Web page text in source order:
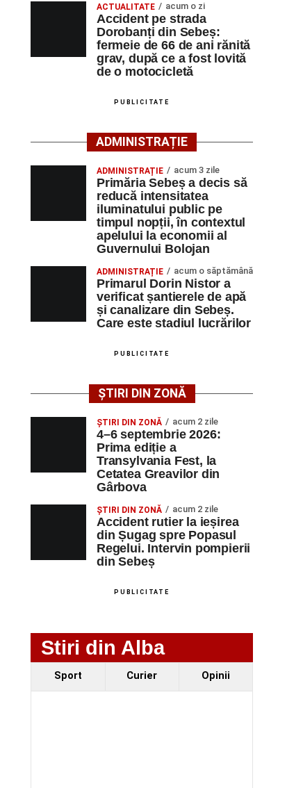
ACTUALITATE acum o zi
Accident pe strada
Dorobanți din Sebeș:
fermeie de 66 de ani rănită
grav, după ce a fost lovită
de o motocicletă
PUBLICITATE
ADMINISTRAȚIE
ADMINISTRAȚIE acum 3 zile
Primăria Sebeș a decis să
reducă intensitatea
iluminatului public pe
timpul nopții, în contextul
apelului la economii al
Guvernului Bolojan
ADMINISTRAȚIE acum o săptămână
Primarul Dorin Nistor a
verificat șantierele de apă
și canalizare din Sebeș.
Care este stadiul lucrărilor
PUBLICITATE
ȘTIRI DIN ZONĂ
ȘTIRI DIN ZONĂ acum 2 zile
4–6 septembrie 2026:
Prima ediție a
Transylvania Fest, la
Cetatea Greavilor din
Gârbova
ȘTIRI DIN ZONĂ acum 2 zile
Accident rutier la ieșirea
din Șugag spre Popasul
Regelui. Intervin pompierii
din Sebeș
PUBLICITATE
Stiri din Alba
Sport Curier Opinii